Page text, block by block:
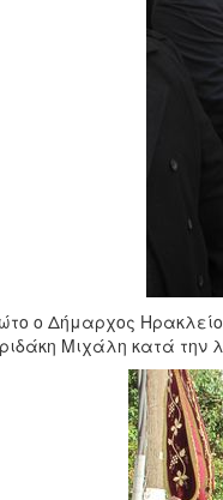
ο Δήμαρχος
Μιχάλη κατά την